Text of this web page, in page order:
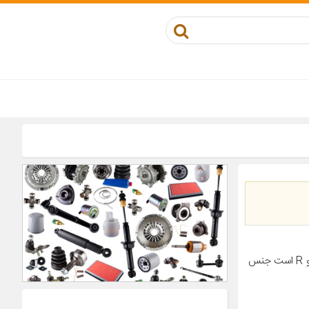
معرفی محصول این سر دنده مدل فابریک ماشین پراید تیبا 1و2 ساینا و کوییک، 2 و R است جنس